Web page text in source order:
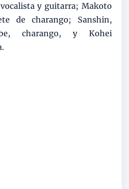
y guitarra; Makoto
de charango; Sanshin,
charango, y Kohei